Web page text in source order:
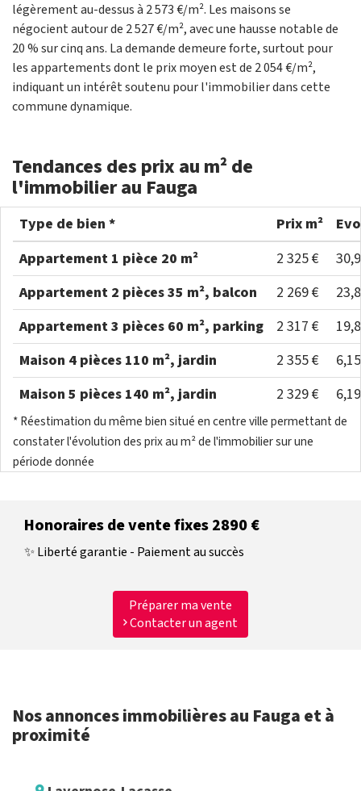
légèrement au-dessus à 2 573 €/m². Les maisons se
négocient autour de 2 527 €/m², avec une hausse notable de
20 % sur cinq ans. La demande demeure forte, surtout pour
les appartements dont le prix moyen est de 2 054 €/m²,
indiquant un intérêt soutenu pour l'immobilier dans cette
commune dynamique.
Tendances des prix au m² de
l'immobilier au Fauga
Type de bien * Prix m²
Appartement 1 pièce 20 m²
2 325 €
Appartement 2 pièces 35 m², balcon
2 269 €
Appartement 3 pièces 60 m², parking
2 317 €
Maison 4 pièces 110 m², jardin
2 355 €
Maison 5 pièces 140 m², jardin
2 329 €
* Réestimation du même bien situé en centre ville permettant de
constater l'évolution des prix au m² de l'immobilier sur une
période donnée
Honoraires de vente fixes 2890 €
✨ Liberté garantie - Paiement au succès
Préparer ma vente
Contacter un agent
Nos annonces immobilières au Fauga et à
proximité